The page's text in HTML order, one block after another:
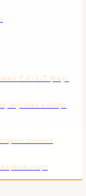
с E-E-A-T фокус
акустика и смарт
точност
старт